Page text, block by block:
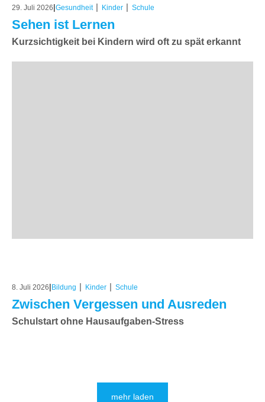
29. Juli 2026|Gesundheit | Kinder | Schule
Sehen ist Lernen
Kurzsichtigkeit bei Kindern wird oft zu spät erkannt
8. Juli 2026| Bildung | Kinder | Schule
Zwischen Vergessen und Ausreden
Schulstart ohne Hausaufgaben-Stress
mehr laden